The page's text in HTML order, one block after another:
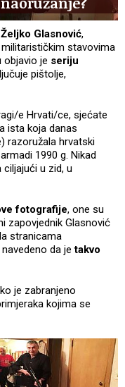
Željko Glasnović,
stavovima
objavio je seriju
pištolje,
e Hrvati/ce, sjećate
ista koja danas
razoružala hrvatski
1990 g. Nikad
u zid, u
fotografije, one su
zapovjednik Glasnović
stranicama
da jetakvo
je zabranjeno
kojima se